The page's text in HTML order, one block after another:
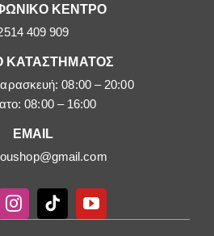
ΚΕΝΤΡΟ
409 909
ΚΑΤΑΣΤΗΜΑΤΟΣ
08:00 – 20:00
08:00 – 16:00
EMAIL